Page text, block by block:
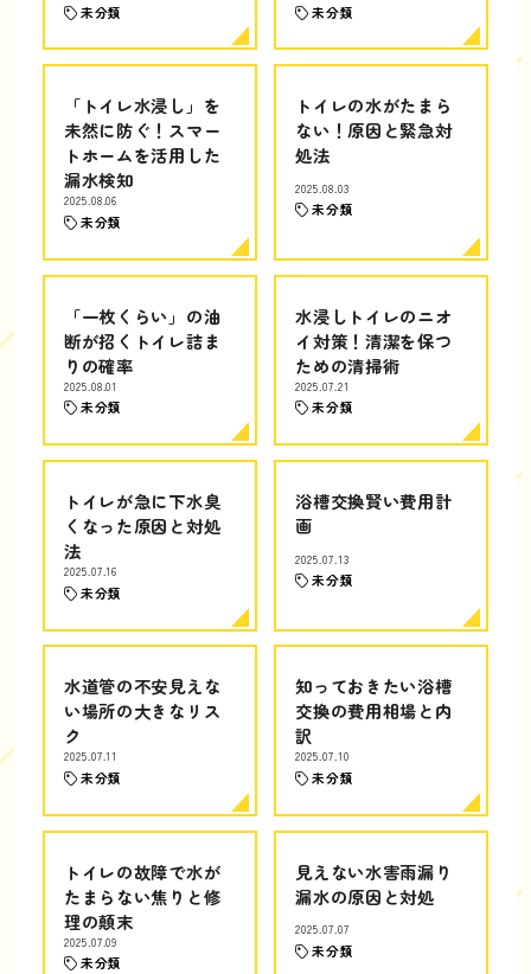
未分類 未分類
「トイレ水浸し」を
未然に防ぐ！スマー
トホームを活用した
漏水検知
2025.08.06
未分類
トイレの水がたまら
ない！原因と緊急対
処法
2025.08.03
未分類
「一枚くらい」の油
断が招くトイレ詰ま
りの確率
2025.08.01
未分類
水浸しトイレのニオ
イ対策！清潔を保つ
ための清掃術
2025.07.21
未分類
トイレが急に下水臭
くなった原因と対処
法
2025.07.16
未分類
浴槽交換賢い費用計
画
2025.07.13
未分類
水道管の不安見えな
い場所の大きなリス
ク
2025.07.11
未分類
知っておきたい浴槽
交換の費用相場と内
訳
2025.07.10
未分類
トイレの故障で水が
たまらない焦りと修
理の顛末
2025.07.09
未分類
見えない水害雨漏り
漏水の原因と対処
2025.07.07
未分類